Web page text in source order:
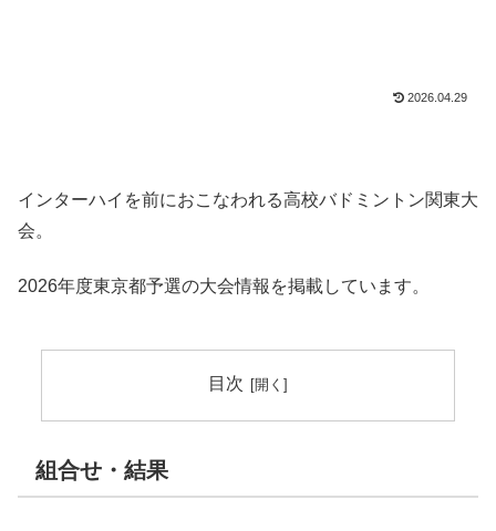
2026.04.29
インターハイを前におこなわれる高校バドミントン関東大
会。
2026年度東京都予選の大会情報を掲載しています。
目次
組合せ・結果